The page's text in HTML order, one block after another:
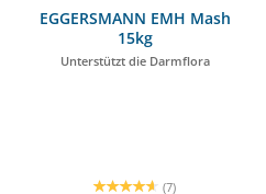
EGGERSMANN EMH Mash
15kg
Unterstützt die Darmflora
(7)